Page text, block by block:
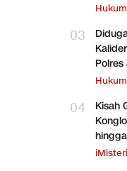
03
04
Kisah
iMisteri